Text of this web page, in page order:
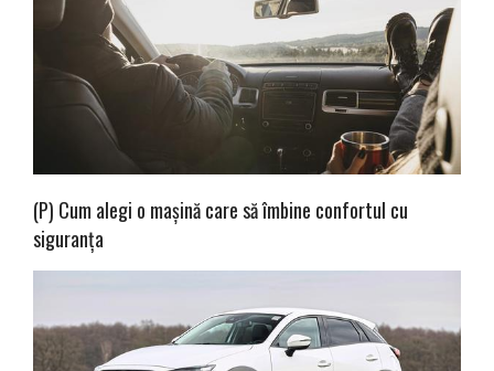
(P) Cum alegi o mașină care să îmbine confortul cu
siguranța